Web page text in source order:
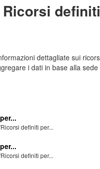
Ricorsi
dettagliate sui
i dati in base alla
definiti per...
definiti per...